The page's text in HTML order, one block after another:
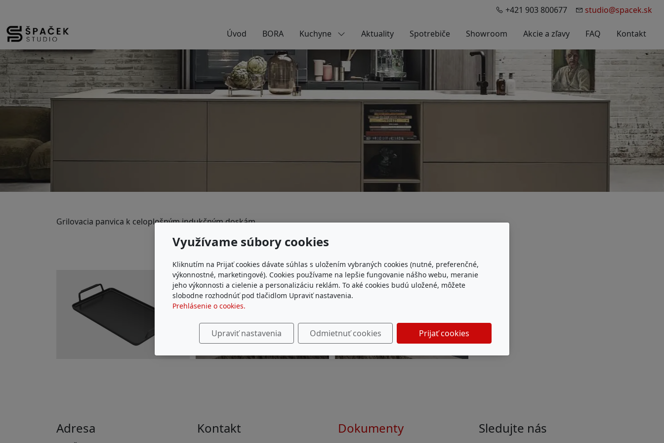
+421 903 800677 studio@spacek.sk
Úvod BORA Kuchyne Aktuality Spotrebiče Showroom Akcie a zľavy FAQ Kontakt
Grilovacia panvica k celoplošným indukčným doskám
Adresa Kontakt Dokumenty Sledujte nás
Využívame súbory cookies
Kliknutím na Prijať cookies dávate súhlas s uložením vybraných cookies (nutné, preferenčné,
výkonnostné, marketingové). Cookies používame na lepšie fungovanie nášho webu, meranie
jeho výkonnosti a cielenie a personalizáciu reklám. To aké cookies budú uložené, môžete
slobodne rozhodnúť pod tlačidlom Upraviť nastavenia.
Prehlásenie o cookies.
Upraviť nastavenia Odmietnuť cookies Prijať cookies